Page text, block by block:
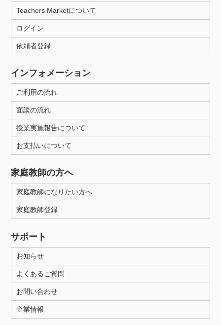
Teachers Marketについて
ログイン
依頼者登録
インフォメーション
ご利用の流れ
面談の流れ
授業実施報告について
お支払いについて
家庭教師の方へ
家庭教師になりたい方へ
家庭教師登録
サポート
お知らせ
よくあるご質問
お問い合わせ
企業情報